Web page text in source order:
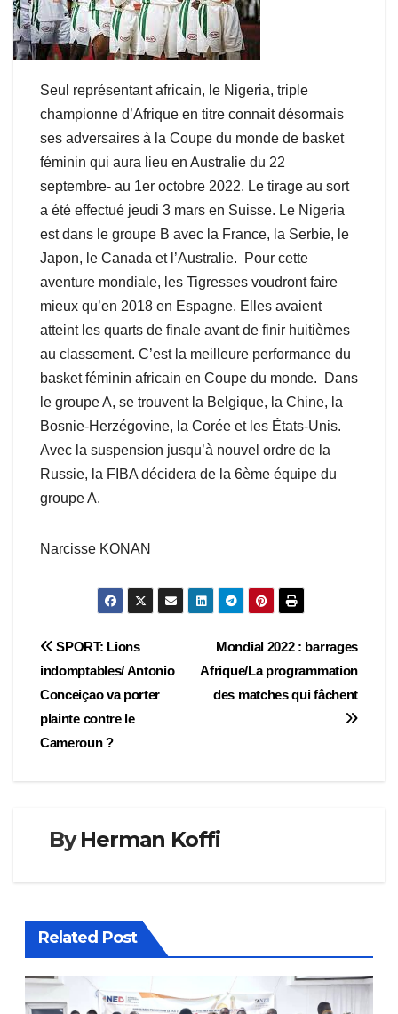
Seul représentant africain, le Nigeria, triple
championne d’Afrique en titre connait désormais
ses adversaires à la Coupe du monde de basket
féminin qui aura lieu en Australie du 22
septembre- au 1er octobre 2022. Le tirage au sort
a été effectué jeudi 3 mars en Suisse. Le Nigeria
est dans le groupe B avec la France, la Serbie, le
Japon, le Canada et l’Australie. Pour cette
aventure mondiale, les Tigresses voudront faire
mieux qu’en 2018 en Espagne. Elles avaient
atteint les quarts de finale avant de finir huitièmes
au classement. C’est la meilleure performance du
basket féminin africain en Coupe du monde. Dans
le groupe A, se trouvent la Belgique, la Chine, la
Bosnie-Herzégovine, la Corée et les États-Unis.
Avec la suspension jusqu’à nouvel ordre de la
Russie, la FIBA décidera de la 6ème équipe du
groupe A.
Narcisse KONAN
Navigation
de
l’article
Mondial 2022 : barrages
Afrique/La programmation
des matches qui fâchent
SPORT: Lions
indomptables/ Antonio
Conceiçao va porter
plainte contre le
Cameroun ?
ByHerman Koffi
Related Post